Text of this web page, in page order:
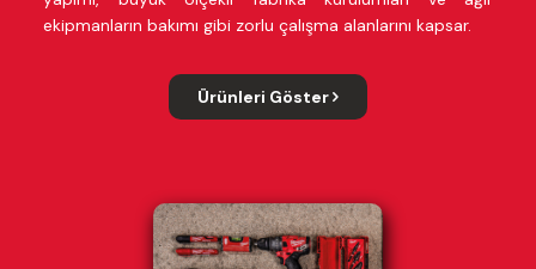
ekipmanların bakımı gibi zorlu çalışma alanlarını kapsar.
Ürünleri Göster